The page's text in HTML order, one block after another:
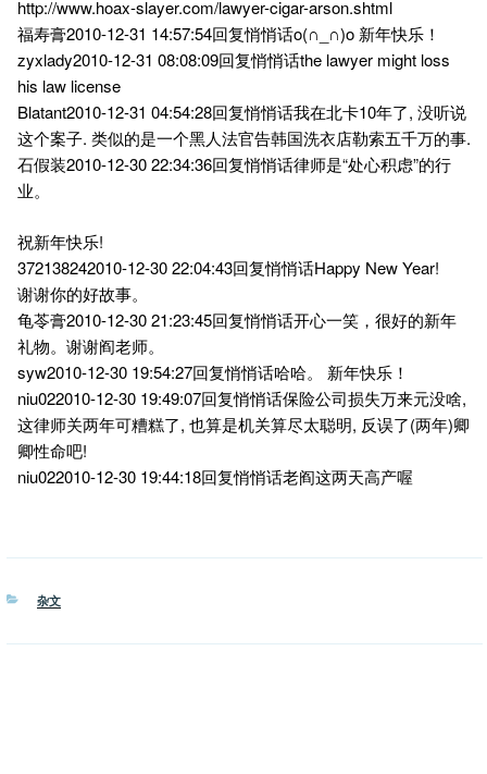
http://www.hoax-slayer.com/lawyer-cigar-arson.shtml
福寿膏2010-12-31 14:57:54回复悄悄话o(∩_∩)o 新年快乐！
zyxlady2010-12-31 08:08:09回复悄悄话the lawyer might loss
his law license
Blatant2010-12-31 04:54:28回复悄悄话我在北卡10年了, 没听说
这个案子. 类似的是一个黑人法官告韩国洗衣店勒索五千万的事.
石假装2010-12-30 22:34:36回复悄悄话律师是“处心积虑”的行
业。
祝新年快乐!
372138242010-12-30 22:04:43回复悄悄话Happy New Year!
谢谢你的好故事。
龟苓膏2010-12-30 21:23:45回复悄悄话开心一笑，很好的新年
礼物。谢谢阎老师。
syw2010-12-30 19:54:27回复悄悄话哈哈。 新年快乐！
niu022010-12-30 19:49:07回复悄悄话保险公司损失万来元没啥,
这律师关两年可糟糕了, 也算是机关算尽太聪明, 反误了(两年)卿
卿性命吧!
niu022010-12-30 19:44:18回复悄悄话老阎这两天高产喔
分
杂文